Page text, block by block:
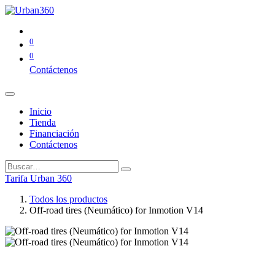
0
0
Contáctenos
Inicio
Tienda
Financiación
Contáctenos
Tarifa Urban 360
Todos los productos
Off-road tires (Neumático) for Inmotion V14